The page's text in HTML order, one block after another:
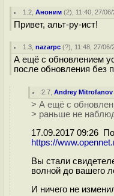
1.2 ,Аноним (2), 11:40, 27/
Привет, альт-ру-ист!
1.3 ,nazarpc (?), 11:48, 27/06/
А ещё с обновлением
после обновления без
2.7 ,Andrey Mitrofanov
> А ещё с
> раньше не
17.09.2017 09:26
https://
Вы стали
волной до вашего
И ничего не